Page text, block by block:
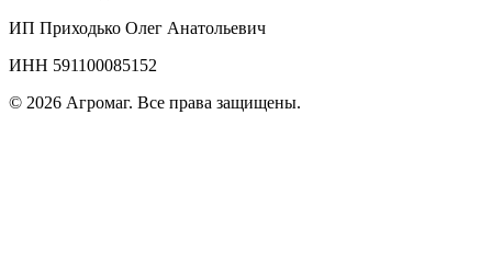
ИП Приходько Олег Анатольевич
ИНН 591100085152
© 2026 Агромаг. Все права защищены.